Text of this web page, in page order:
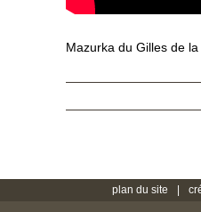
Mazurka du Gilles de
plan du site